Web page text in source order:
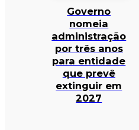
Governo
nomeia
administração
por três anos
para entidade
que prevê
extinguir em
2027